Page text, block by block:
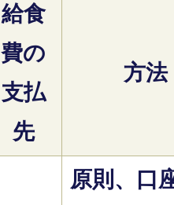
給食
費の
支払
先
方法
原則、口